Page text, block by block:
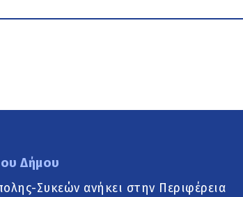
Δήμου
Συκεών ανήκει στην Περιφέρεια